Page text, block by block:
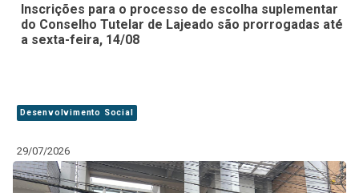
Inscrições para o processo de escolha suplementar
do Conselho Tutelar de Lajeado são prorrogadas até
a sexta-feira, 14/08
Desenvolvimento Social
29/07/2026